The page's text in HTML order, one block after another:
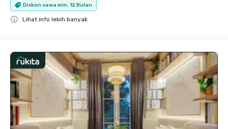
Diskon sewa min. 12 Bulan
Lihat info lebih banyak